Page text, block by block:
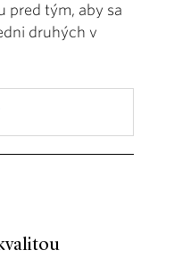
pred tým, aby sa
druhých v